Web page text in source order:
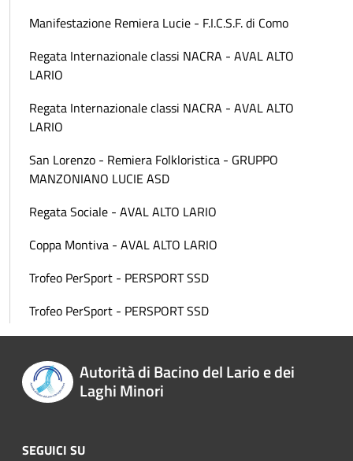
Manifestazione Remiera Lucie - F.I.C.S.F. di Como
Regata Internazionale classi NACRA - AVAL ALTO
LARIO
Regata Internazionale classi NACRA - AVAL ALTO
LARIO
San Lorenzo - Remiera Folkloristica - GRUPPO
MANZONIANO LUCIE ASD
Regata Sociale - AVAL ALTO LARIO
Coppa Montiva - AVAL ALTO LARIO
Trofeo PerSport - PERSPORT SSD
Trofeo PerSport - PERSPORT SSD
Autorità di Bacino del Lario e dei
Laghi Minori
SEGUICI SU